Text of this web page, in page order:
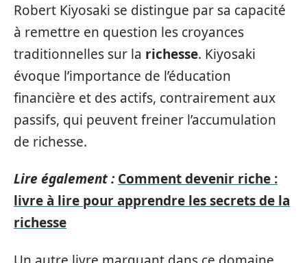
Robert Kiyosaki se distingue par sa capacité
à remettre en question les croyances
traditionnelles sur la richesse. Kiyosaki
évoque l’importance de l’éducation
financière et des actifs, contrairement aux
passifs, qui peuvent freiner l’accumulation
de richesse.
Lire également : Comment devenir riche :
livre à lire pour apprendre les secrets de la
richesse